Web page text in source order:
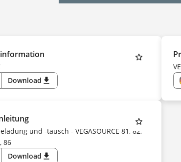
Download download
und -tausch - VEGASOURCE 81, 82,
86
Download download